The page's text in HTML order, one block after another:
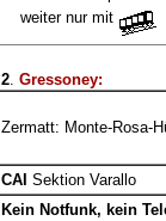
weiter nur mit
2. Gressoney:
Zermatt: Monte-Rosa-
CAI Sektion Varallo
Kein Notfunk, kein